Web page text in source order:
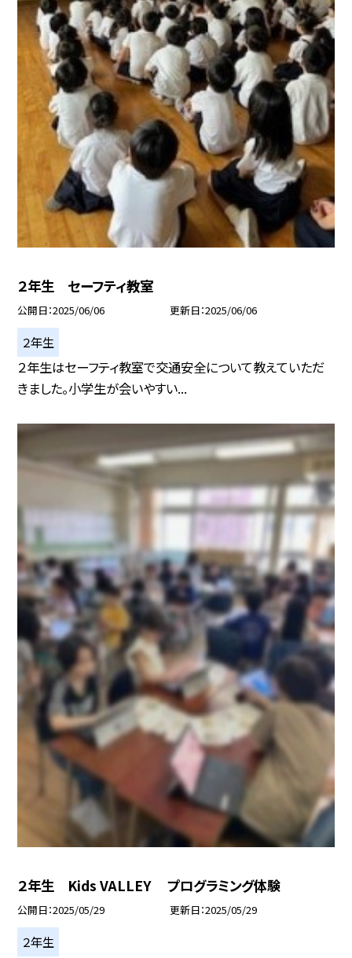
２年生 セーフティ教室
公開日 2025/06/06 更新日 2025/06/06
２年生
２年生はセーフティ教室で交通安全について教えていただ
きました。小学生が会いやすい...
２年生 Kids VALLEY プログラミング体験
公開日 2025/05/29 更新日 2025/05/29
２年生